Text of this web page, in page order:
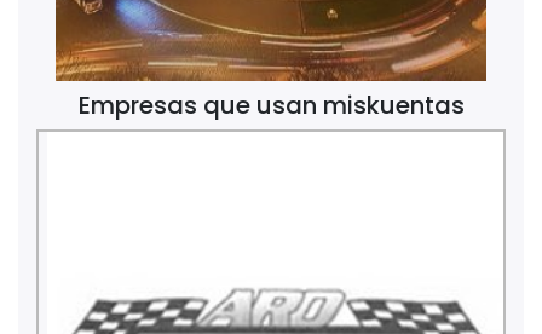
Empresas que usan miskuentas